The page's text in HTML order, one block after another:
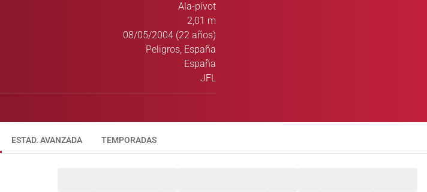
Ala-pívot
2,01 m
08/05/2004 (22 años)
Peligros, España
España
JFL
ESTAD. AVANZADA TEMPORADAS